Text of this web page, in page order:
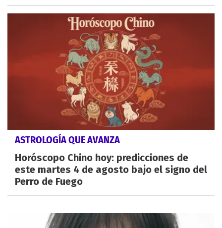
ASTROLOGÍA QUE AVANZA
Horóscopo Chino hoy: predicciones de
este martes 4 de agosto bajo el signo del
Perro de Fuego